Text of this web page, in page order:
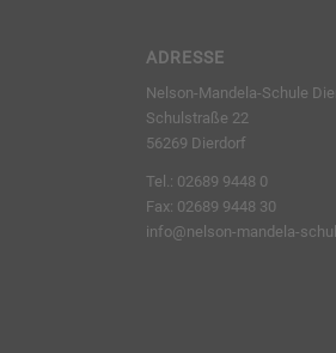
ADRESSE
Nelson-Mandela-Schule
Schulstraße 22
56269 Dierdorf
Tel.: 02689 9448 0
Fax: 02689 9448 30
info@nelson-mandela-